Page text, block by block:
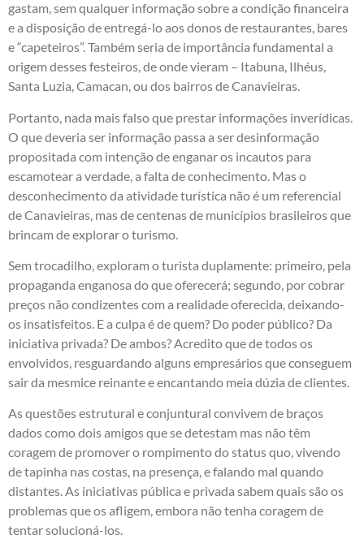
gastam, sem qualquer informação sobre a condição financeira
e a disposição de entregá-lo aos donos de restaurantes, bares
e “capeteiros”. Também seria de importância fundamental a
origem desses festeiros, de onde vieram – Itabuna, Ilhéus,
Santa Luzia, Camacan, ou dos bairros de Canavieiras.
Portanto, nada mais falso que prestar informações inverídicas.
O que deveria ser informação passa a ser desinformação
propositada com intenção de enganar os incautos para
escamotear a verdade, a falta de conhecimento. Mas o
desconhecimento da atividade turística não é um referencial
de Canavieiras, mas de centenas de municípios brasileiros que
brincam de explorar o turismo.
Sem trocadilho, exploram o turista duplamente: primeiro, pela
propaganda enganosa do que oferecerá; segundo, por cobrar
preços não condizentes com a realidade oferecida, deixando-
os insatisfeitos. E a culpa é de quem? Do poder público? Da
iniciativa privada? De ambos? Acredito que de todos os
envolvidos, resguardando alguns empresários que conseguem
sair da mesmice reinante e encantando meia dúzia de clientes.
As questões estrutural e conjuntural convivem de braços
dados como dois amigos que se detestam mas não têm
coragem de promover o rompimento do status quo, vivendo
de tapinha nas costas, na presença, e falando mal quando
distantes. As iniciativas pública e privada sabem quais são os
problemas que os afligem, embora não tenha coragem de
tentar solucioná-los.